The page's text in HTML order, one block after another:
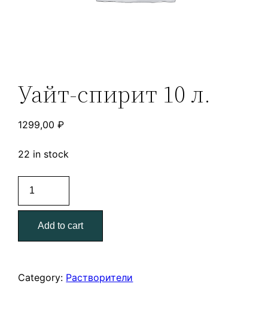
Уайт-спирит 10 л.
1299,00₽
22 in stock
спирит
10
quantity
Add to cart
Category: Растворители